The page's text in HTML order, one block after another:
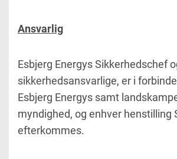
Ansvarlig
Esbjerg Energys Sikkerhedschef
sikkerhedsansvarlige, er i
Esbjerg Energys samt
myndighed, og enhver henstilling
efterkommes.